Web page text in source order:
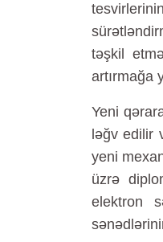
təşkil
artırmağa
Yeni
ləğv edilir
yeni
üzrə
elektron